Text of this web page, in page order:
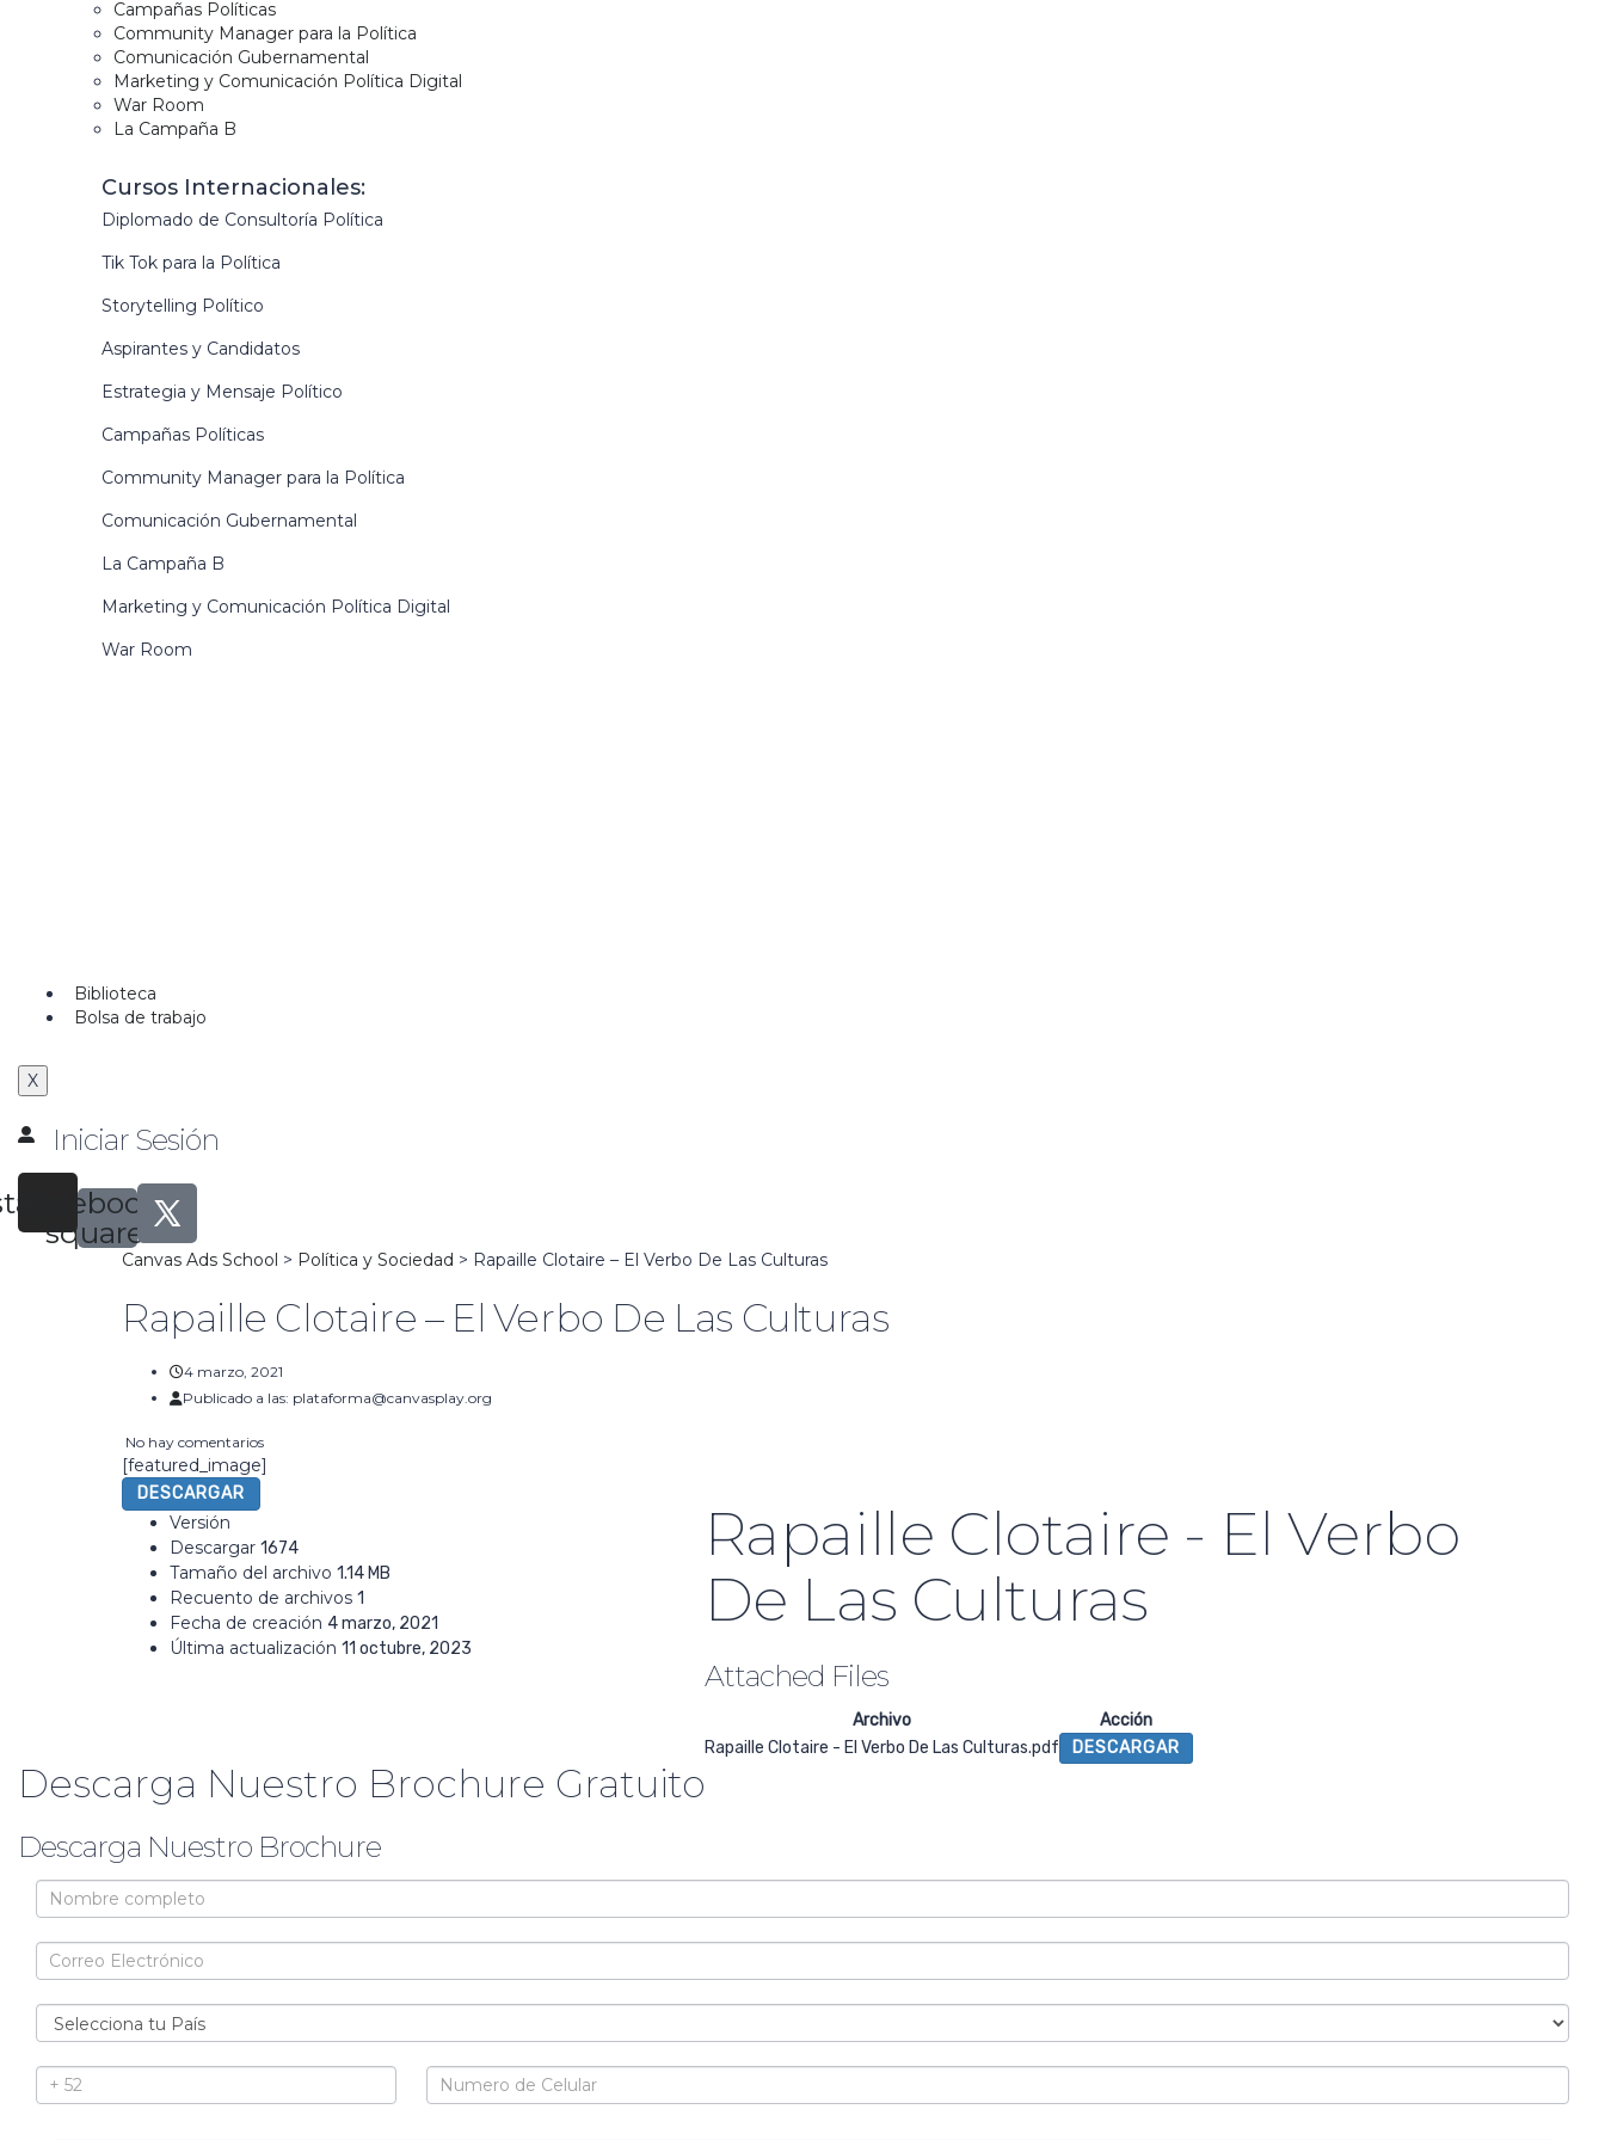
Campañas Políticas
Community Manager para la Política
Comunicación Gubernamental
Marketing y Comunicación Política Digital
War Room
La Campaña B
Cursos Internacionales:
Diplomado de Consultoría Política
Tik Tok para la Política
Storytelling Político
Aspirantes y Candidatos
Estrategia y Mensaje Político
Campañas Políticas
Community Manager para la Política
Comunicación Gubernamental
La Campaña B
Marketing y Comunicación Política Digital
War Room
Biblioteca
Bolsa de trabajo
X
Iniciar Sesión
Facebook-
square
Canvas Ads School > Política y Sociedad > Rapaille Clotaire – El Verbo De Las Culturas
Rapaille Clotaire – El Verbo De Las Culturas
4 marzo, 2021
Publicado a las: plataforma@canvasplay.org
No hay comentarios
[featured_image]
DESCARGAR
Versión
Descargar 1674
Tamaño del archivo 1.14 MB
Recuento de archivos 1
Fecha de creación 4 marzo, 2021
Última actualización 11 octubre, 2023
Rapaille Clotaire - El Verbo
De Las Culturas
Attached Files
Archivo
Acción
Rapaille Clotaire - El Verbo De Las Culturas.pdf
DESCARGAR
Descarga Nuestro Brochure Gratuito
Descarga Nuestro Brochure
Brochure